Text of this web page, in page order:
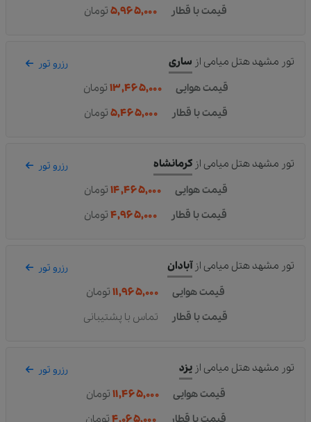
قیمت با قطار
۵,۹۶۵,۰۰۰ تومان
تور مشهد هتل میامی از ساری رزرو تور
قیمت هوایی ۱۳,۴۶۵,۰۰۰ تومان
قیمت با قطار
۵,۴۶۵,۰۰۰ تومان
تور مشهد هتل میامی از کرمانشاه رزرو تور
قیمت هوایی ۱۴,۴۶۵,۰۰۰ تومان
قیمت با قطار
۴,۹۶۵,۰۰۰ تومان
تور مشهد هتل میامی ازآبادان رزرو تور
قیمت هوایی ۱۱,۹۶۵,۰۰۰ تومان
قیمت با قطار
تماس با پشتیبانی
تور مشهد هتل میامی از یزد رزرو تور
قیمت هوایی ۱۱,۴۶۵,۰۰۰ تومان
قیمت با قطار
۴,۰۶۵,۰۰۰ تومان